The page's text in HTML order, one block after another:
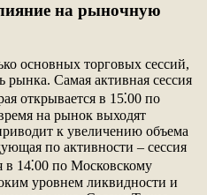
на рыночную
основных торговых сессий,
рынка. Самая активная сессия
открывается в 15⁚00 по
на рынок выходят
к увеличению объема
по активности ‒ сессия
в 14⁚00 по Московскому
уровнем ликвидности и